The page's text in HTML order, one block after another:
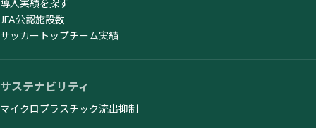
導入実績を探す
JFA公認施設数
サッカートップチーム実績
サステナビリティ
マイクロプラスチック流出抑制